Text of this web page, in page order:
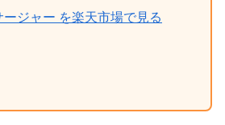
ージャー を楽天市場で見る